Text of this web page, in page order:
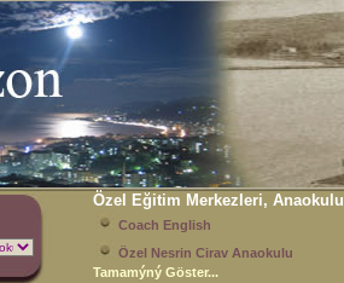
Özel Eğitim Merkezleri,
Coach English
Özel Nesrin Cirav Anaokulu
Tamamýný Göster...